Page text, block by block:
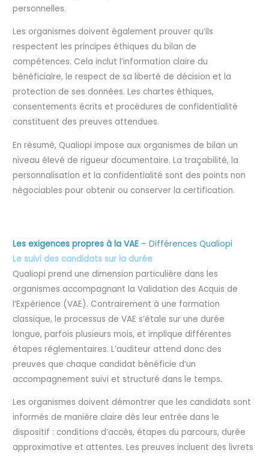
personnelles.
Les organismes doivent également prouver qu’ils
respectent les principes éthiques du bilan de
compétences. Cela inclut l’information claire du
bénéficiaire, le respect de sa liberté de décision et la
protection de ses données. Les chartes éthiques,
consentements écrits et procédures de confidentialité
constituent des preuves attendues.
En résumé, Qualiopi impose aux organismes de bilan un
niveau élevé de rigueur documentaire. La traçabilité, la
personnalisation et la confidentialité sont des points non
négociables pour obtenir ou conserver la certification.
Les exigences propres à la VAE – Différences Qualiopi
Le suivi des candidats sur la durée
Qualiopi prend une dimension particulière dans les
organismes accompagnant la Validation des Acquis de
l’Expérience (VAE). Contrairement à une formation
classique, le processus de VAE s’étale sur une durée
longue, parfois plusieurs mois, et implique différentes
étapes réglementaires. L’auditeur attend donc des
preuves que chaque candidat bénéficie d’un
accompagnement suivi et structuré dans le temps.
Les organismes doivent démontrer que les candidats sont
informés de manière claire dès leur entrée dans le
dispositif : conditions d’accès, étapes du parcours, durée
approximative et attentes. Les preuves incluent des livrets